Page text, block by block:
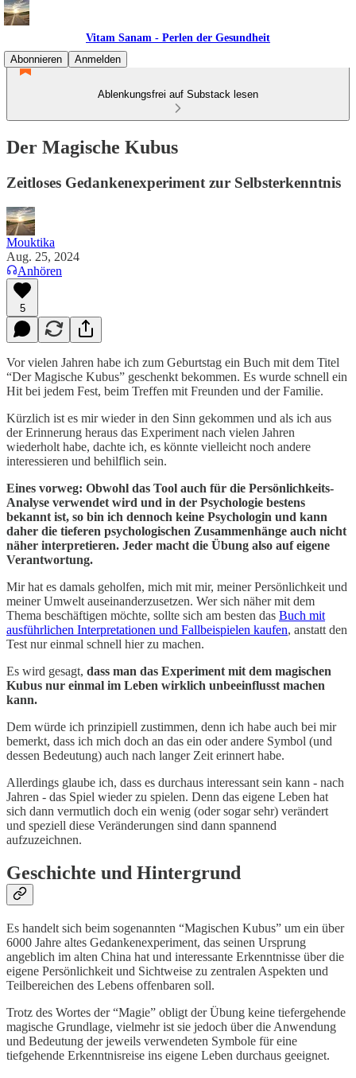
Vitam Sanam - Perlen der Gesundheit
Abonnieren
Anmelden
Ablenkungsfrei auf Substack lesen
Der Magische Kubus
Zeitloses Gedankenexperiment zur Selbsterkenntnis
Mouktika
Aug. 25, 2024
Anhören
5
Vor vielen Jahren habe ich zum Geburtstag ein Buch mit dem Titel
“Der Magische Kubus” geschenkt bekommen. Es wurde schnell ein
Hit bei jedem Fest, beim Treffen mit Freunden und der Familie.
Kürzlich ist es mir wieder in den Sinn gekommen und als ich aus
der Erinnerung heraus das Experiment nach vielen Jahren
wiederholt habe, dachte ich, es könnte vielleicht noch andere
interessieren und behilflich sein.
Eines vorweg: Obwohl das Tool auch für die Persönlichkeits-
Analyse verwendet wird und in der Psychologie bestens
bekannt ist, so bin ich dennoch keine Psychologin und kann
daher die tieferen psychologischen Zusammenhänge auch nicht
näher interpretieren. Jeder macht die Übung also auf eigene
Verantwortung.
Mir hat es damals geholfen, mich mit mir, meiner Persönlichkeit und
meiner Umwelt auseinanderzusetzen. Wer sich näher mit dem
Thema beschäftigen möchte, sollte sich am besten das Buch mit
ausführlichen Interpretationen und Fallbeispielen kaufen, anstatt den
Test nur einmal schnell hier zu machen.
Es wird gesagt, dass man das Experiment mit dem magischen
Kubus nur einmal im Leben wirklich unbeeinflusst machen
kann.
Dem würde ich prinzipiell zustimmen, denn ich habe auch bei mir
bemerkt, dass ich mich doch an das ein oder andere Symbol (und
dessen Bedeutung) auch nach langer Zeit erinnert habe.
Allerdings glaube ich, dass es durchaus interessant sein kann - nach
Jahren - das Spiel wieder zu spielen. Denn das eigene Leben hat
sich dann vermutlich doch ein wenig (oder sogar sehr) verändert
und speziell diese Veränderungen sind dann spannend
aufzuzeichnen.
Geschichte und Hintergrund
Es handelt sich beim sogenannten “Magischen Kubus” um ein über
6000 Jahre altes Gedankenexperiment, das seinen Ursprung
angeblich im alten China hat und interessante Erkenntnisse über die
eigene Persönlichkeit und Sichtweise zu zentralen Aspekten und
Teilbereichen des Lebens offenbaren soll.
Trotz des Wortes der “Magie” obligt der Übung keine tiefergehende
magische Grundlage, vielmehr ist sie jedoch über die Anwendung
und Bedeutung der jeweils verwendeten Symbole für eine
tiefgehende Erkenntnisreise ins eigene Leben durchaus geeignet.